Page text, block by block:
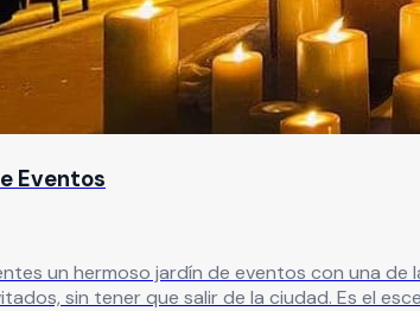
Eventos
un hermoso jardín de eventos con una
sin tener que salir de la ciudad. Es el